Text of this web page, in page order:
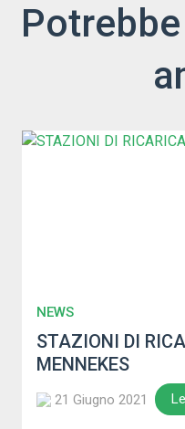
NEWS
STAZIONI DI
MENNEKES
21 Giugno 2021